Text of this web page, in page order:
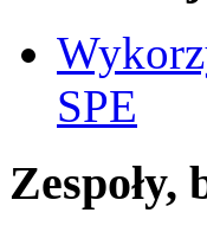
SPE
Zespoły,